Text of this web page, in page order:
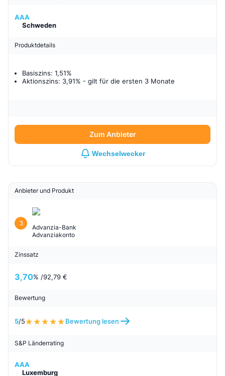
AAA
Schweden
Produktdetails
Basiszins: 1,51%
Aktionszins: 3,91% - gilt für die ersten 3 Monate
Zum Anbieter
Wechselwecker
Anbieter und Produkt
3
Advanzia-Bank
Advanziakonto
Zinssatz
3,70% /92,79 €
Bewertung
5/5 Bewertung lesen
S&P Länderrating
AAA
Luxemburg